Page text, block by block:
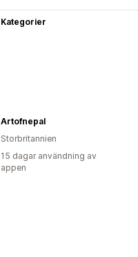
Kategorier
Artofnepal
Storbritannien
15 dagar användning av
appen